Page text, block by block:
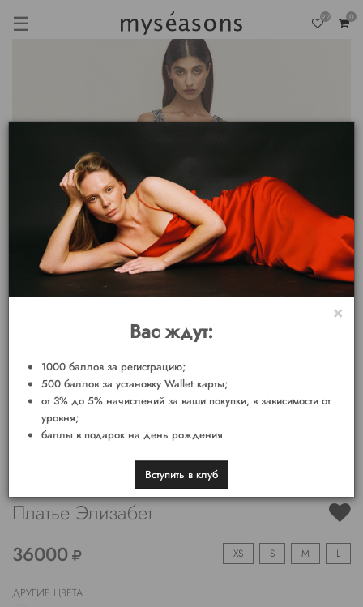
☰ 92 0
Платье Элизабет
36000 XS S M L
ДРУГИЕ ЦВЕТА
×
Вас ждут:
1000 баллов за регистрацию;
500 баллов за установку Wallet карты;
от 3% до 5% начислений за ваши покупки, в зависимости от
уровня;
баллы в подарок на день рождения
Вступить в клуб